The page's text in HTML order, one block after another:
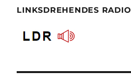
LINKSDREHENDES RADIO